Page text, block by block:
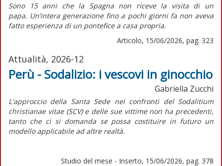
Sono 15 anni che la Spagna non riceve la visita di un
papa. Un’intera generazione fino a pochi giorni fa non aveva
fatto esperienza di un pontefice a casa propria.
Articolo, 15/06/2026, pag. 323
Attualità, 2026-12
Perù - Sodalizio: i vescovi in ginocchio
Gabriella Zucchi
L'approccio della Santa Sede nei confronti del Sodalitium
christianae vitae(SCV) e delle sue vittime non ha precedenti,
tanto che ci si domanda se possa costituire in futuro un
modello applicabile ad altre realtà.
Studio del mese - Inserto, 15/06/2026, pag. 378